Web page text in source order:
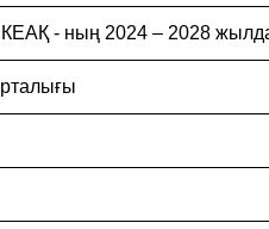
- ның 2024 – 2028